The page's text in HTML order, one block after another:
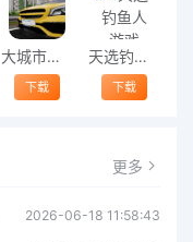
大城市探险真实停车模拟器手机版(Grande City Car Simulator)
下载
天选钓鱼人游戏
下载
更多
2026-06-18 11:58:43